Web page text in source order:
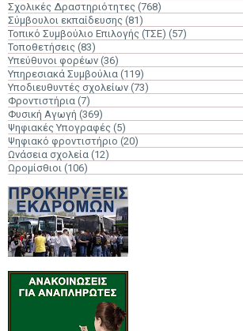
Σχολικές Δραστηριότητες (768)
Σύμβουλοι εκπαίδευσης (81)
Τοπικό Συμβούλιο Επιλογής (ΤΣΕ) (57)
Τοποθετήσεις (83)
Υπεύθυνοι φορέων (36)
Υπηρεσιακά Συμβούλια (119)
Υποδιευθυντές σχολείων (73)
Φροντιστήρια (7)
Φυσική Αγωγή (369)
Ψηφιακές Υπογραφές (5)
Ψηφιακό φροντιστήριο (20)
Ωνάσεια σχολεία (12)
Ωρομίσθιοι (106)